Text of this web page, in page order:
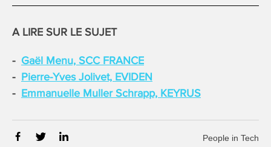
A LIRE SUR LE SUJET
Gaël Menu, SCC FRANCE
Pierre-Yves Jolivet, EVIDEN
Emmanuelle Muller Schrapp, KEYRUS
People in Tech